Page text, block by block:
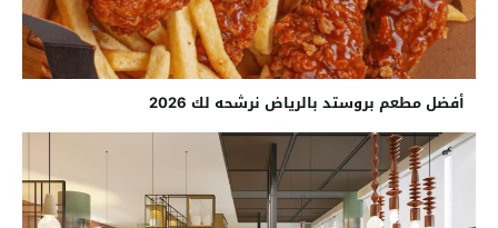
أفضل مطعم بروستد بالرياض نرشحه لك 2026